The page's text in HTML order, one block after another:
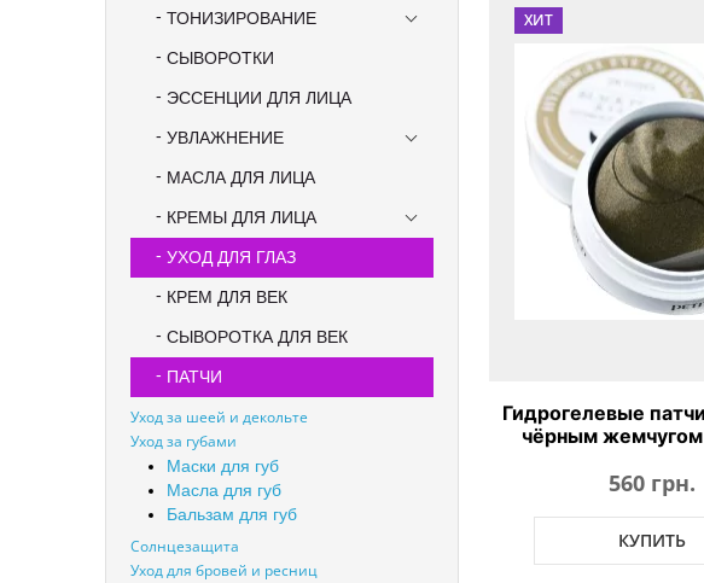
ТОНИЗИРОВАНИЕ
СЫВОРОТКИ
ЭССЕНЦИИ ДЛЯ ЛИЦА
УВЛАЖНЕНИЕ
МАСЛА ДЛЯ ЛИЦА
КРЕМЫ ДЛЯ ЛИЦА
УХОД ДЛЯ ГЛАЗ
КРЕМ ДЛЯ ВЕК
СЫВОРОТКА ДЛЯ ВЕК
ПАТЧИ
Уход за шеей и декольте
Уход за губами
Маски для губ
Масла для губ
Бальзам для губ
Солнцезащита
Уход для бровей и ресниц
ХИТ
Гидрогелевые
чёрным
Patch
560 грн.
КУПИТЬ